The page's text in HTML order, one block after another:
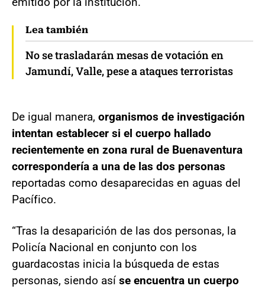
Lea también
No se trasladarán mesas de votación en
Jamundí, Valle, pese a ataques terroristas
De igual manera, organismos de investigación
intentan establecer si el cuerpo hallado
recientemente en zona rural de Buenaventura
correspondería a una de las dos personas
reportadas como desaparecidas en aguas del
Pacífico.
“Tras la desaparición de las dos personas, la
Policía Nacional en conjunto con los
guardacostas inicia la búsqueda de estas
personas, siendo así se encuentra un cuerpo